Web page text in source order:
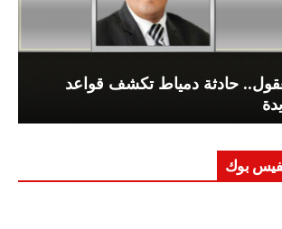
حادثة دمياط تكشف قواعد
بوك